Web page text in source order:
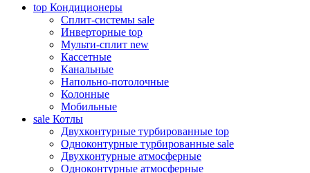
top Кондиционеры
Сплит-системы sale
Инверторные top
Мульти-сплит new
Кассетные
Канальные
Напольно-потолочные
Колонные
Мобильные
sale Котлы
Двухконтурные турбированные top
Одноконтурные турбированные sale
Двухконтурные атмосферные
Одноконтурные атмосферные